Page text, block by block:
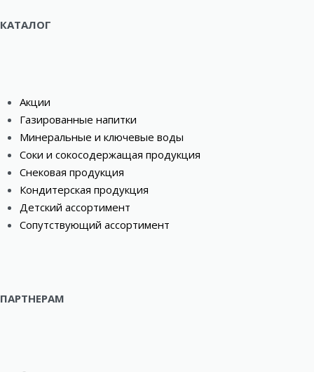
КАТАЛОГ
Акции
Газированные напитки
Минеральные и ключевые воды
Соки и сокосодержащая продукция
Снековая продукция
Кондитерская продукция
Детский ассортимент
Сопутствующий ассортимент
ПАРТНЕРАМ